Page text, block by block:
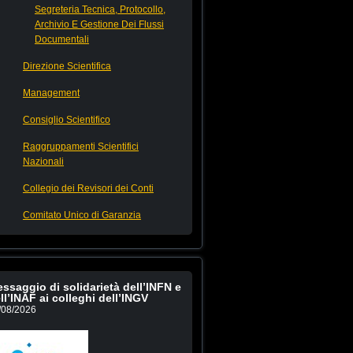
Segreteria Tecnica, Protocollo,
Archivio E Gestione Dei Flussi
Documentali
Direzione Scientifica
Management
Consiglio Scientifico
Raggruppamenti Scientifici
Nazionali
Collegio dei Revisori dei Conti
Comitato Unico di Garanzia
di solidarietà dell’INFN e
ai colleghi dell’INGV
2026